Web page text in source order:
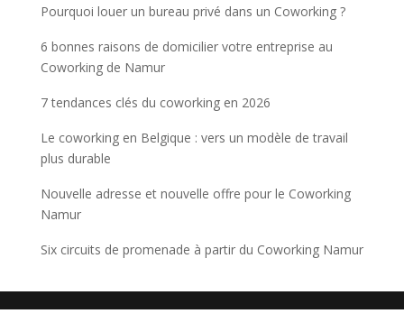
Pourquoi louer un bureau privé dans un Coworking ?
6 bonnes raisons de domicilier votre entreprise au
Coworking de Namur
7 tendances clés du coworking en 2026
Le coworking en Belgique : vers un modèle de travail
plus durable
Nouvelle adresse et nouvelle offre pour le Coworking
Namur
Six circuits de promenade à partir du Coworking Namur